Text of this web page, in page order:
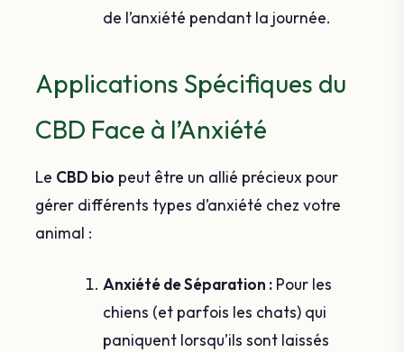
de l’anxiété pendant la journée.
Applications Spécifiques du
CBD Face à l’Anxiété
Le CBD bio peut être un allié précieux pour
gérer différents types d’anxiété chez votre
animal :
Anxiété de Séparation : Pour les
chiens (et parfois les chats) qui
paniquent lorsqu’ils sont laissés